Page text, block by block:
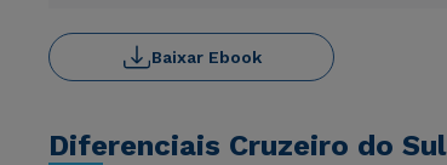
Baixar Ebook
Diferenciais Cruzeiro do Sul